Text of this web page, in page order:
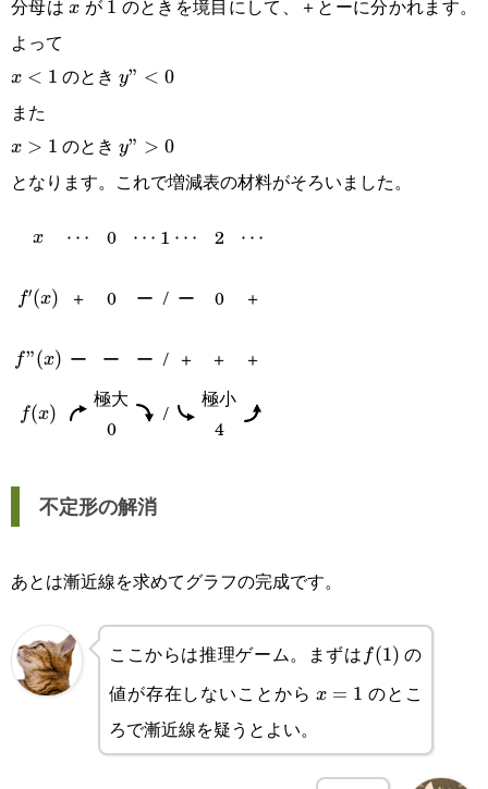
分母はx
x が 1
1 のときを境目にして、＋とーに分かれます。
よって
x<1
x < 1 のとき y”<0
y” < 0
また
x>1
x > 1 のとき y”>0
y” > 0
となります。これで増減表の材料がそろいました。
x
x \cdots
⋯ 0 \cdots
⋯ 1 \cdots
⋯ 2 \cdots
⋯
f'(x)
f′(x) ＋ 0 ー / ー 0 ＋
f”(x)
f”(x) ー ー ー / ＋ ＋ ＋
f(x)
f(x)
極大
0
/
極小
4
不定形の解消
あとは漸近線を求めてグラフの完成です。
ここからは推理ゲーム。まずは f(1)
f(1) の
値が存在しないことからx=1
x = 1 のとこ
ろで漸近線を疑うとよい。